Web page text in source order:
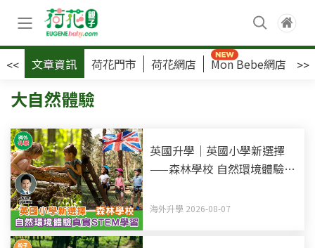
<< 文章資訊 荷花門市 荷花網店 Mon Bebe網店 >>
大自然體驗
英國升學｜英國小學新選擇
——森林學校 自然環境體驗真
海外升學 2026-08-07